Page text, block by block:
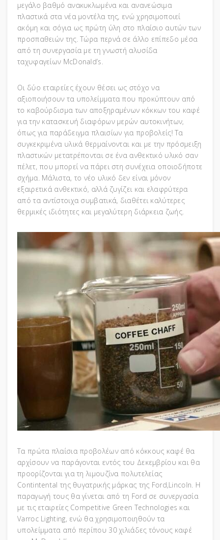
μεγάλο βαθμό ανακυκλωμένα και ανανεώσιμα
πλαστικά στα νέα μοντέλα της, ενώ χρησιμοποιεί
ακόμη και σόγια ως πρώτη ύλη στο πλαίσιο αυτών των
προσπαθειών της. Τώρα περνά σε άλλο επίπεδο μέσα
από τη συνεργασία με τη γνωστή αλυσίδα
ταχυφαγείων McDonald’s.
Οι δύο εταιρείες έχουν θέσει ως στόχο να
αξιοποιήσουν τα υπολείμματα που προκύπτουν από
το καβούρδισμα των αποξηραμένων κόκκων του καφέ
για την κατασκευή διαφόρων μερών αυτοκινήτων,
όπως για παράδειγμα πλαισίων για προβολείς! Τα
συγκεκριμένα υλικά θερμαίνονται και με την πρόσμειξη
πλαστικών μετατρέπονται σε ένα ανθεκτικό υλικό σαν
πέλετ, που μπορεί να πάρει στη συνέχεια οποιοδήποτε
σχήμα. Μάλιστα, το νέο υλικό δεν είναι μόνον
εξαιρετικά ανθεκτικό, αλλά ζυγίζει και ελαφρύτερα
από τα αντίστοιχα συμβατικά, διαθέτει καλύτερες
θερμικές ιδιότητες και μεγαλύτερη διάρκεια ζωής.
Τα πρώτα πλαίσια προβολέων από κόκκους καφέ θα
αρχίσουν να παράγονται εντός του Δεκεμβρίου και θα
προορίζονται για τη λιμουζίνα πολυτελείας
Contintental της θυγατρικής μάρκας της Ford,Lincoln. H
παραγωγή τους θα γίνεται από τη Ford σε συνεργασία
με τις εταιρείες Competitive Green Technologies και
Varroc Lighting, ενώ θα χρησιμοποιηθούν τα
υπολείμματα από περίπου 30 χιλιάδες τόνους καφέ